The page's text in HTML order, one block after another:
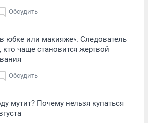
Обсудить
юбке или макияже». Следователь
кто чаще становится жертвой
Обсудить
мутит? Почему нельзя купаться